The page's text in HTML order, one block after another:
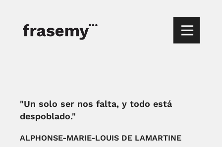
"Un solo ser nos falta, y todo está
despoblado."
ALPHONSE-MARIE-LOUIS DE LAMARTINE